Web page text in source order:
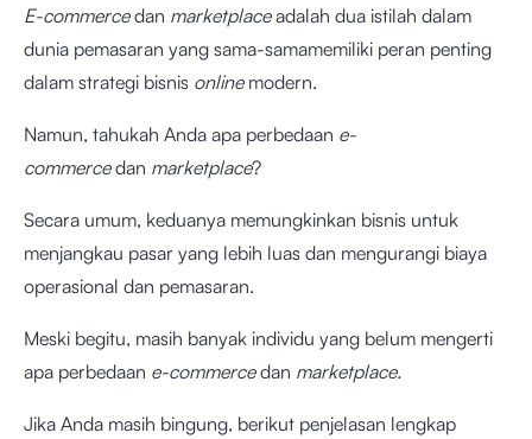
E-commercedan marketplaceadalah dua istilah dalam
dunia pemasaran yang sama-samamemiliki peran penting
dalam strategi bisnis online modern.
Namun, tahukah Anda apa perbedaan e-
commercedan marketplace?
Secara umum, keduanya memungkinkan bisnis untuk
menjangkau pasar yang lebih luas dan mengurangi biaya
operasional dan pemasaran.
Meski begitu, masih banyak individu yang belum mengerti
apa perbedaan e-commercedan marketplace.
Jika Anda masih bingung, berikut penjelasan lengkap